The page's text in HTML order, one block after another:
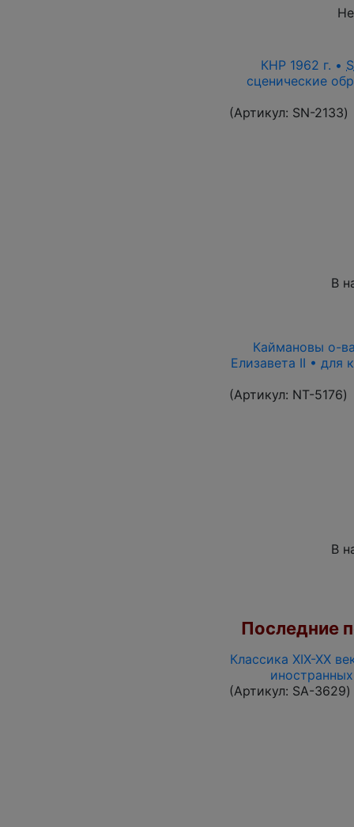
КНР 1962 г. •
сценические
(Артикул: SN-2133)
В
Каймановы о-
Елизавета II • для
(Артикул: NT-5176)
В
Последние
Классика XIX-XX
(Артикул: SA-3629)